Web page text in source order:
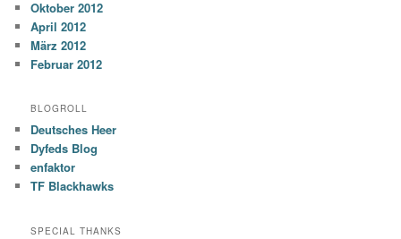
Oktober 2012
April 2012
März 2012
Februar 2012
BLOGROLL
Deutsches Heer
Dyfeds Blog
enfaktor
TF Blackhawks
SPECIAL THANKS